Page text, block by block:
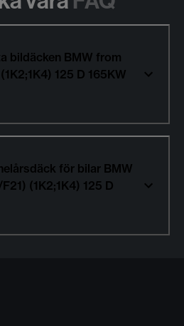
bildäcken BMW from
125 D 165KW
för bilar BMW
(1K2;1K4) 125 D